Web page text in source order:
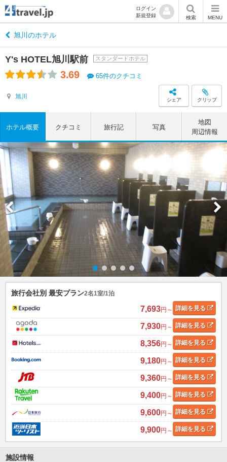
ログイン
新規登録
検索 MENU
旭川のホテル
Y's HOTEL旭川駅前 スタンダードホテル
3.69 65件のクチコミ
旭川 シェア クリップ
ホテル概要 クチコミ 旅行記 写真
地図
周辺情報
旅行会社別 最安プラン2名1室/1泊
7,693円～ 詳細を見る
7,930円～ 詳細を見る
8,356円～ 詳細を見る
9,180円～ 詳細を見る
9,360円～ 詳細を見る
9,400円～ 詳細を見る
9,600円～ 詳細を見る
9,900円～ 詳細を見る
施設情報